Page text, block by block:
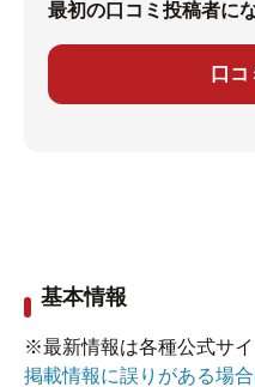
最初の口コミ投稿者に
口コ
基本情報
※最新情報は各種公式サ
掲載情報に誤りがある場